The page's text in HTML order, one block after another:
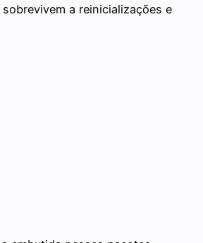
a reinicializações e